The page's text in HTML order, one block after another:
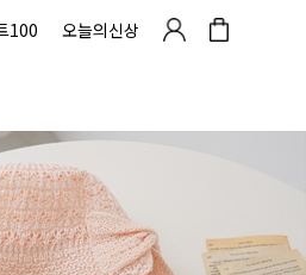
100 오늘의신상